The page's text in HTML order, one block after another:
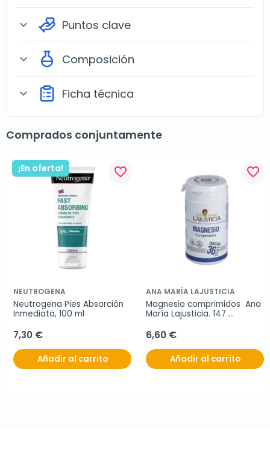
expand_more Puntos clave
expand_more Composición
expand_more Ficha técnica
Comprados conjuntamente
¡En oferta! favorite_border
NEUTROGENA
Neutrogena Pies Absorción
Inmediata, 100 ml
7,30 €
Añadir al carrito
favorite_border
ANA MARÍA LAJUSTICIA
Magnesio comprimidos  Ana
María Lajusticia. 147
6,60 €
Añadir al carrito